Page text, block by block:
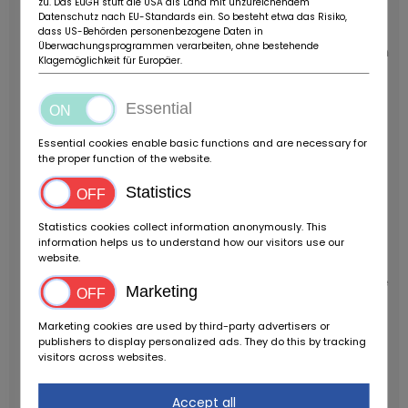
1954, als der RS die Startnummer 171 trug. Biehl
verkaufte den Wagen anschließend an Walter
,Watsie Roach, von dem man weiß, dass er mit dem
Veritas an den kalifornischen SCCA Rennen 1956
und 1957 teilgenommen hat. Ein Foto zeigt ,Watsie,
wie er vor dem SCCA National Rennen in Palm
Springs 1957 einen Motor aus einem Siata 8V in den
Motorraum des Veritas quetscht. Das war auch das
letzte Rennen für 5042, und so trägt die
Originalkarosserie, die sich beim Fahrzeug befindet,
auch heute noch die Startnummer 62. Überreste
der gelben Farbe können ebenfalls noch an Teilen
der Originalkarosserie gefunden werden.
jenem Rennen parkte ,Watsie 5042 in seiner Garage
im kalifornischen Küstenort La Jolla. Es wird
angenommen, dass Bob Engberg gut 20 Jahre
später 1980 den Veritas dort noch einmal gesehen
hat, noch immer in der Originalkarosserie und mit
dem original Veritas Zweiliter-Motor beim Fahrzeug.
Datenschutz nach EU-Standards ein. So besteht etwa das Risiko,
dass US-Behörden personenbezogene Daten in
Überwachungsprogrammen verarbeiten, ohne bestehende
Klagemöglichkeit für Europäer.
Essential
Essential cookies enable basic functions and are necessary for
the proper function of the website.
Statistics
Statistics cookies collect information anonymously. This
information helps us to understand how our visitors use our
website.
Marketing
Marketing cookies are used by third-party advertisers or
publishers to display personalized ads. They do this by tracking
visitors across websites.
Accept all